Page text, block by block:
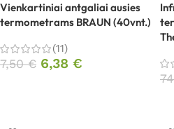
Vienkartiniai antgaliai ausies
termometrams BRAUN (40vnt.)
(11)
7,50€ 6,38 €